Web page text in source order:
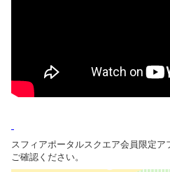
スフィアポータルスクエア会員限定
ご確認ください。